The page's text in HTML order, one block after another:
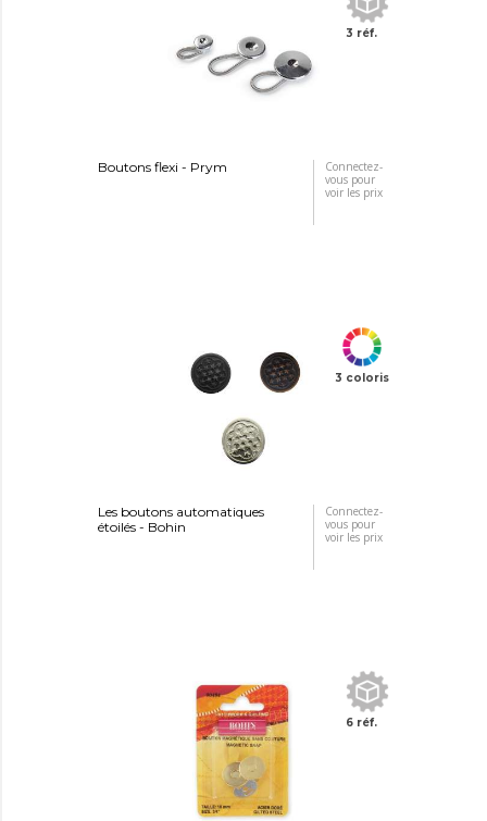
3 réf.
Boutons flexi - Prym
Connectez-
vous pour
voir les prix
3 coloris
Les boutons automatiques
étoilés - Bohin
Connectez-
vous pour
voir les prix
6 réf.